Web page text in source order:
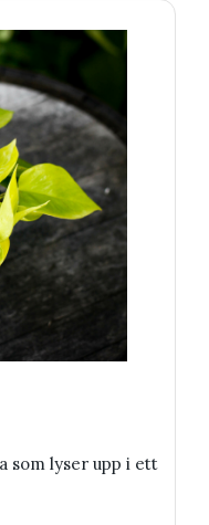
som lyser upp i ett